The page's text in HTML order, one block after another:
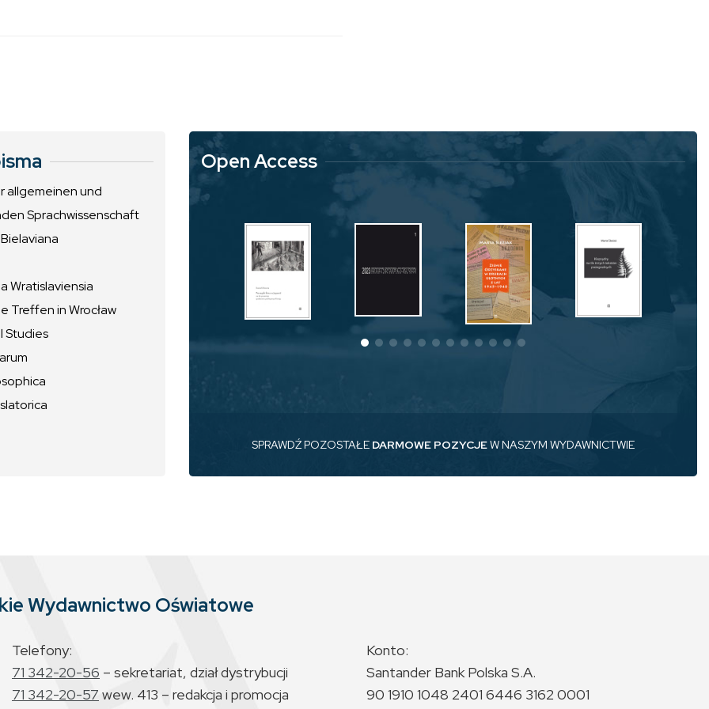
allgemeinen und
Sprachwissenschaft
Wratislaviensia
Treffen in Wrocław
Studies
Open Access
SPRAWDŹ POZOSTAŁE DARMOWE POZYCJEW NASZYM WYDAWNICTWIE
Wydawnictwo Oświatowe
Telefony:
71 342-20-56 – sekretariat, dział dystrybucji
71 342-20-57 wew. 413 – redakcja i promocja
Konto:
Santander Bank Polska S.A.
90 1910 1048 2401 6446 3162 0001